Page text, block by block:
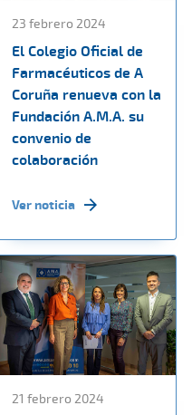
23 febrero 2024
El Colegio Oficial de
Farmacéuticos de A
Coruña renueva con la
Fundación A.M.A. su
convenio de
colaboración
Ver noticia
21 febrero 2024